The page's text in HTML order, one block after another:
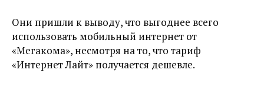
Они пришли к выводу, что выгоднее всего
использовать мобильный интернет от
«Мегакома», несмотря на то, что тариф
«Интернет Лайт» получается дешевле.